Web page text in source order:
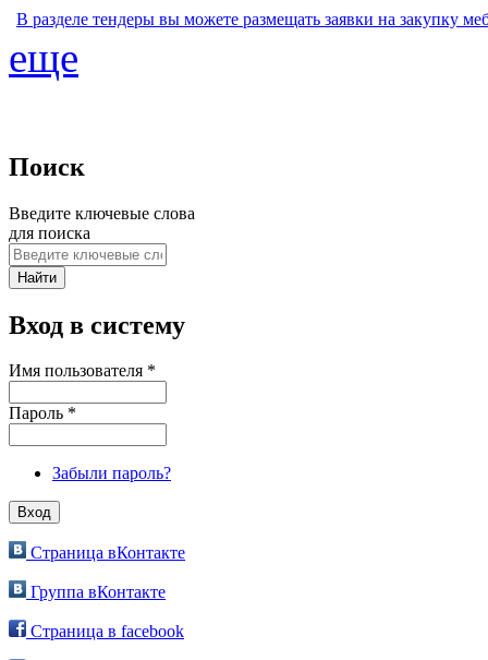
В разделе тендеры вы можете размещать заявки на закупку
еще
Поиск
Введите ключевые слова
для поиска
Вход в систему
Имя пользователя *
Пароль *
Забыли пароль?
Страница вКонтакте
Группа вКонтакте
Страница в facebook